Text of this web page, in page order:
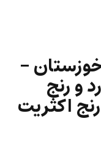
–
و رنج
اکثریت